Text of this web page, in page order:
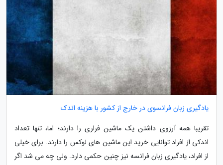
یادگیری زبان فرانسوی در خارج از کشور با هزینه اندک
تقریبا همه آرزوی داشتن یک ماشین فراری را دارند؛ اما، تنها تعداد
اندکی از افراد توانایی خرید این ماشین های لوکس را دارند. برای خیلی
از افراد، یادگیری زبان فرانسه نیز چنین حکمی دارد. ولی چه می شد اگر